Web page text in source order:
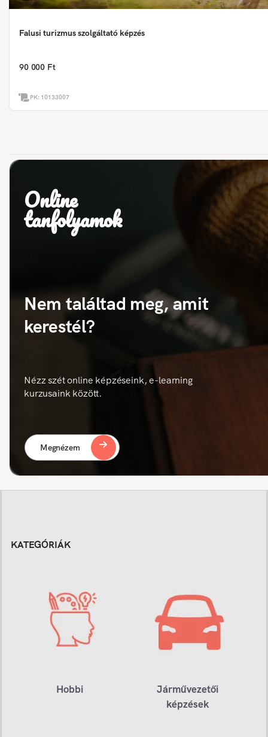
Falusi turizmus szolgáltató képzés
90 000 Ft
PK: 10133007
Online
tanfolyamok
Nem találtad meg, amit
kerestél?
Nézz szét online képzéseink, e-learning
kurzusaink között.
Megnézem
KATEGÓRIÁK
Hobbi
Járművezetői
képzések